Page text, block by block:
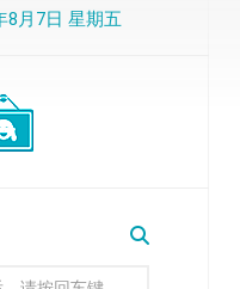
8月7日 星期五